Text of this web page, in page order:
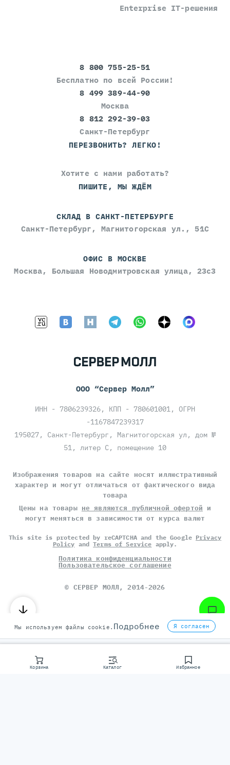
Корзина Каталог Избранное
Enterprise IT-решения
8 800 755-25-51
Бесплатно по всей России!
8 499 389-44-90
Москва
8 812 292-39-03
Санкт-Петербург
ПЕРЕЗВОНИТЬ? ЛЕГКО!
Хотите с нами работать?
ПИШИТЕ, МЫ ЖДЁМ
СКЛАД В САНКТ-ПЕТЕРБУРГЕ
Санкт-Петербург, Магнитогорская ул., 51С
ОФИС В МОСКВЕ
Москва, Большая Новодмитровская улица, 23с3
ООО “Сервер Молл”
ИНН - 7806239326, КПП - 780601001, ОГРН
-1167847239317
195027, Санкт-Петербург, Магнитогорская ул, дом №
51, литер С, помещение 10
Изображения товаров на сайте носят иллюстративный
характер и могут отличаться от фактического вида
товара
Цены на товары не являются публичной офертой и
могут меняться в зависимости от курса валют
This site is protected by reCAPTCHA and the Google Privacy
Policy andTerms of Service apply.
Политика конфиденциальности
Пользовательское соглашение
© СЕРВЕР МОЛЛ, 2014-2026
Мы используем файлы cookie. Подробнее Я согласен